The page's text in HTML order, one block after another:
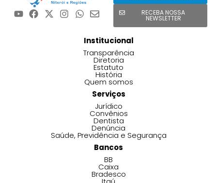
RECEBA NOSSA
NEWSLETTER
Institucional
Transparência
Diretoria
Estatuto
História
Quem somos
Serviços
Jurídico
Convênios
Dentista
Denúncia
Saúde, Previdência e Segurança
Bancos
BB
Caixa
Bradesco